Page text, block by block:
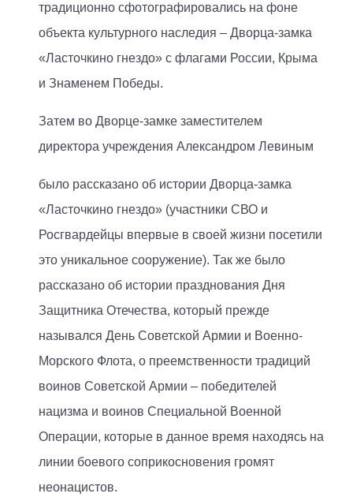
традиционно сфотографировались на фоне
объекта культурного наследия – Дворца-замка
«Ласточкино гнездо» с флагами России, Крыма
и Знаменем Победы.
Затем во Дворце-замке заместителем
директора учреждения Александром Левиным
было рассказано об истории Дворца-замка
«Ласточкино гнездо» (участники СВО и
Росгвардейцы впервые в своей жизни посетили
это уникальное сооружение). Так же было
рассказано об истории празднования Дня
Защитника Отечества, который прежде
назывался День Советской Армии и Военно-
Морского Флота, о преемственности традиций
воинов Советской Армии – победителей
нацизма и воинов Специальной Военной
Операции, которые в данное время находясь на
линии боевого соприкосновения громят
неонацистов.